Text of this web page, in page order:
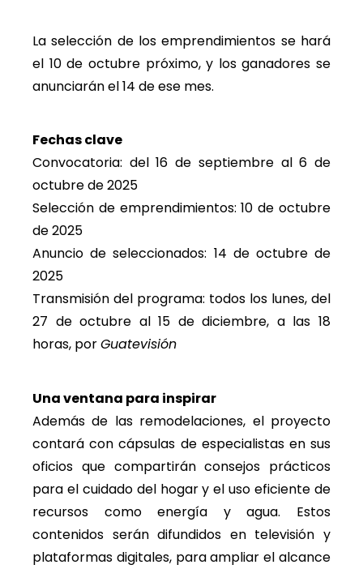
La selección de los emprendimientos se hará
el 10 de octubre próximo, y los ganadores se
anunciarán el 14 de ese mes.
Fechas clave
Convocatoria: del 16 de septiembre al 6 de
octubre de 2025
Selección de emprendimientos: 10 de octubre
de 2025
Anuncio de seleccionados: 14 de octubre de
2025
Transmisión del programa: todos los lunes, del
27 de octubre al 15 de diciembre, a las 18
horas, porGuatevisión
Una ventana para inspirar
Además de las remodelaciones, el proyecto
contará con cápsulas de especialistas en sus
oficios que compartirán consejos prácticos
para el cuidado del hogar y el uso eficiente de
recursos como energía y agua. Estos
contenidos serán difundidos en televisión y
plataformas digitales, para ampliar el alcance